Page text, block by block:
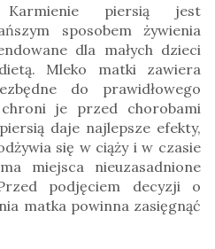
piersią jest
sposobem żywienia
dla małych dzieci
Mleko matki zawiera
do prawidłowego
je przed chorobami
daje najlepsze efekty,
się w ciąży i w czasie
miejsca nieuzasadnione
podjęciem decyzji o
matka powinna zasięgnąć